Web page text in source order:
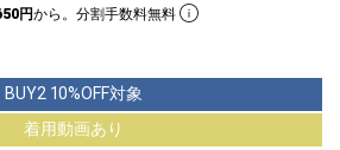
円から。分割手数料無料
BUY2 10%OFF対象
着用動画あり